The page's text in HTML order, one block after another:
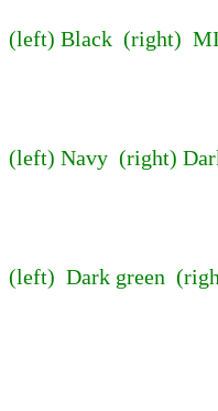
(left) Black (right)
(left) Navy (right)
(left) Dark green